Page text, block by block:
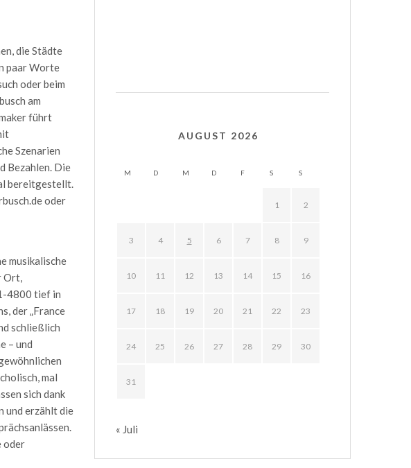
die Städte
paar Worte
oder beim
am
führt
Szenarien
Bezahlen. Die
bereitgestellt.
oder
musikalische
Ort,
4800 tief in
der „France
schließlich
– und
mal
sich dank
und erzählt die
oder
AUGUST 2026
M D M D F S S
1 2
3 4 5 6 7 8 9
10 11 12 13 14 15 16
17 18 19 20 21 22 23
24 25 26 27 28 29 30
31
« Juli